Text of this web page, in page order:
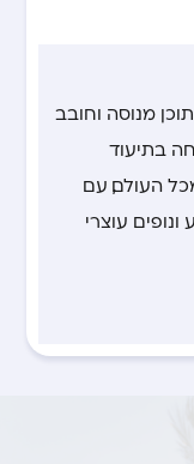
מנוסה וחובב
בתיעוד
העולם, עם
עוצרי